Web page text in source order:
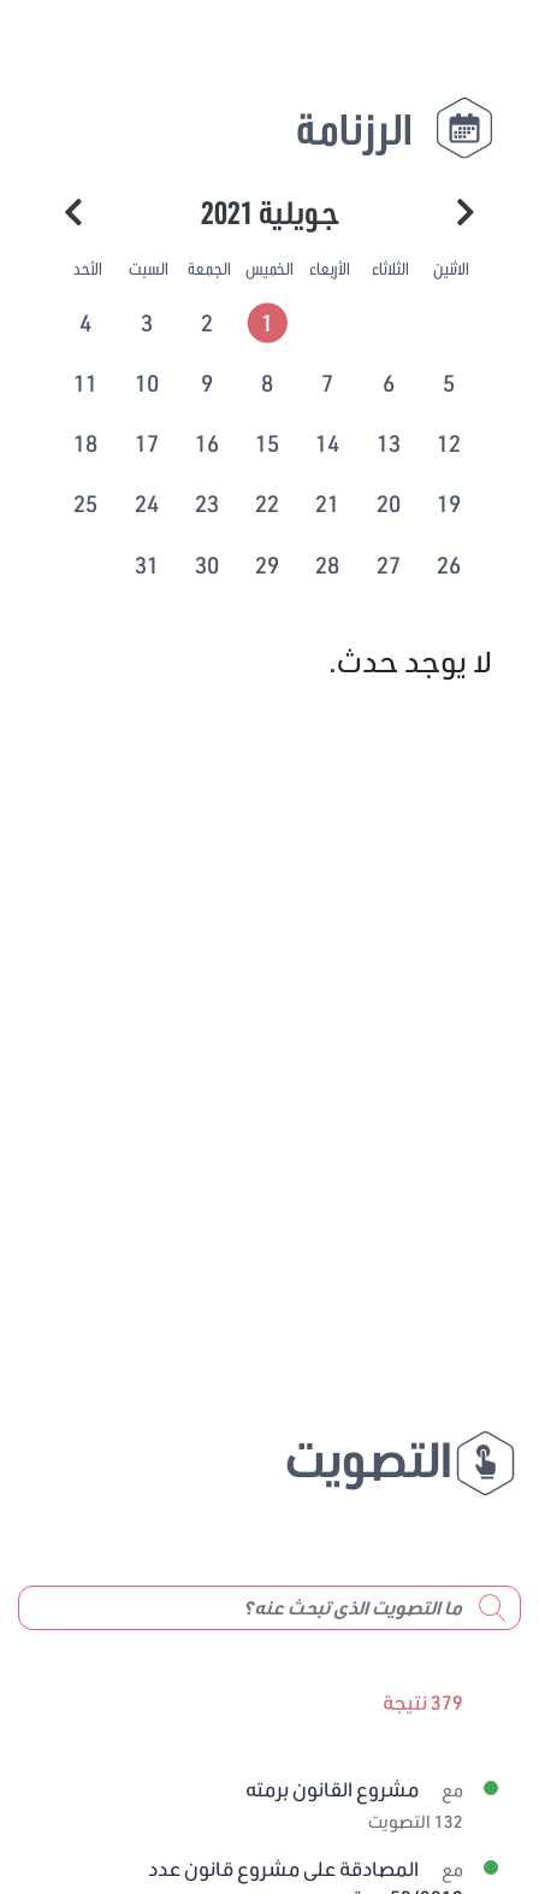
الرزنامة
جويلية 2021
الاثنين الثلاثاء الأربعاء الخميس الجمعة السبت الأحد
1
2
3
4
5
6
7
8
9
10
11
12
13
14
15
16
17
18
19
20
21
22
23
24
25
26
27
28
29
30
31
لا يوجد حدث.
التصويت
379 نتيجة
مع مشروع القانون برمته
132 التصويت
مع
المصادقة على مشروع قانون عدد